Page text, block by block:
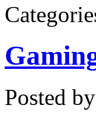
Posted